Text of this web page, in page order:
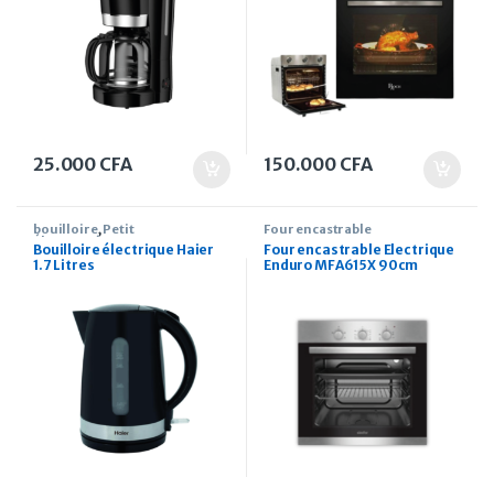
25.000 CFA 150.000 CFA
bouilloire,Petit
Électroménager
Bouilloire électrique Haier
1.7 Litres
Four encastrable
Four encastrable Electrique
Enduro MFA615X 90cm